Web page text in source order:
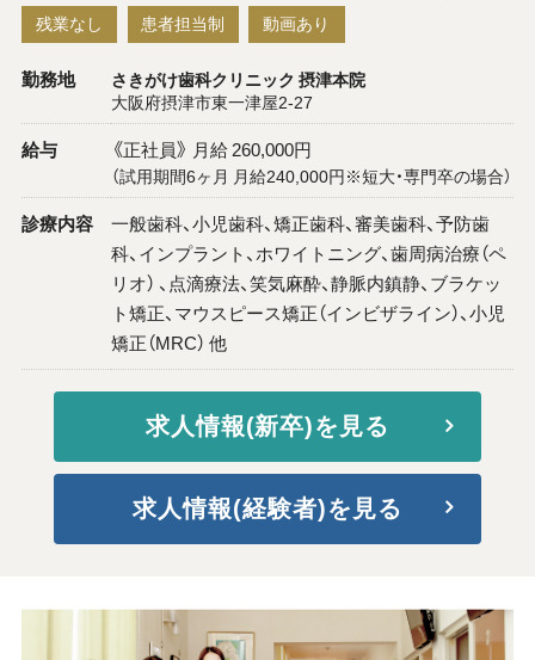
残業なし 患者担当制 動画あり
勤務地 さきがけ歯科クリニック 摂津本院
大阪府摂津市東一津屋2-27
給与 《正社員》 月給 260,000円
（試用期間6ヶ月 月給240,000円※短大・専門卒の場合）
診療内容
一般歯科、小児歯科、矯正歯科、審美歯科、予防歯
科、インプラント、ホワイトニング、歯周病治療（ペ
リオ） 、点滴療法、笑気麻酔、静脈内鎮静、ブラケッ
ト矯正、マウスピース矯正（インビザライン）、小児
矯正（MRC） 他
求人情報(新卒)を見る
求人情報(経験者)を見る